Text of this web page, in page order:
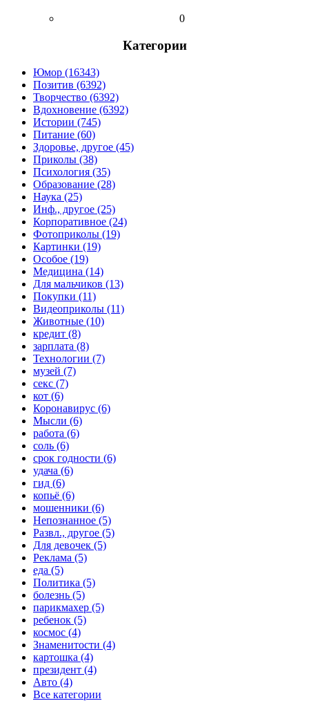
0
Категории
Юмор (16343)
Позитив (6392)
Творчество (6392)
Вдохновение (6392)
Истории (745)
Питание (60)
Здоровье, другое (45)
Приколы (38)
Психология (35)
Образование (28)
Наука (25)
Инф., другое (25)
Корпоративное (24)
Фотоприколы (19)
Картинки (19)
Особое (19)
Медицина (14)
Для мальчиков (13)
Покупки (11)
Видеоприколы (11)
Животные (10)
кредит (8)
зарплата (8)
Технологии (7)
музей (7)
секс (7)
кот (6)
Коронавирус (6)
Мысли (6)
работа (6)
соль (6)
срок годности (6)
удача (6)
гид (6)
копьё (6)
мошенники (6)
Непознанное (5)
Развл., другое (5)
Для девочек (5)
Реклама (5)
еда (5)
Политика (5)
болезнь (5)
парикмахер (5)
ребенок (5)
космос (4)
Знаменитости (4)
картошка (4)
президент (4)
Авто (4)
Все категории